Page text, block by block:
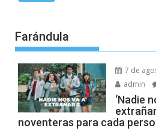
Farándula
7 de
admin
‘Nadie
noventeras para cada